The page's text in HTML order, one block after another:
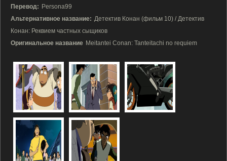
Перевод: Persona99
Альтернативное название: Детектив Конан (фильм 10) / Детектив
Конан: Реквием частных сыщиков
Оригинальное название Meitantei Conan: Tanteitachi no requiem